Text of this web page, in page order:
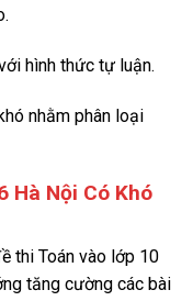
hình thức tự luận.
nhằm phân loại
Hà Nội Có Khó
thi Toán vào lớp 10
tăng cường các bài